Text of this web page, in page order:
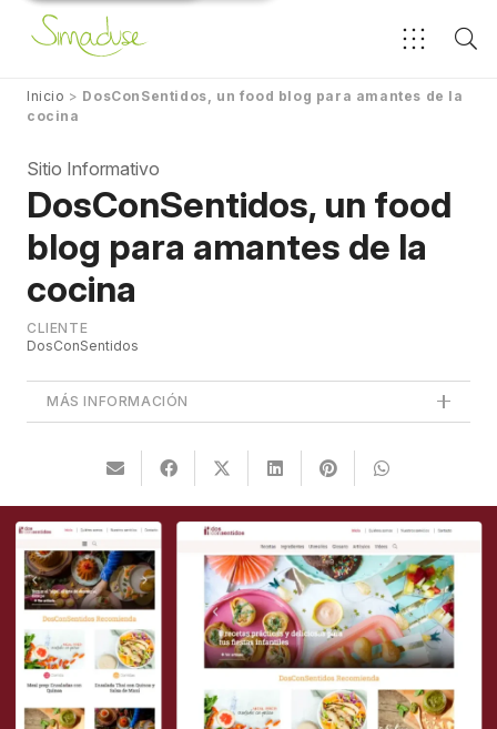
Inicio > DosConSentidos, un food blog para amantes de la
cocina
Sitio Informativo
DosConSentidos, un food
blog para amantes de la
cocina
CLIENTE
DosConSentidos
MÁS INFORMACIÓN